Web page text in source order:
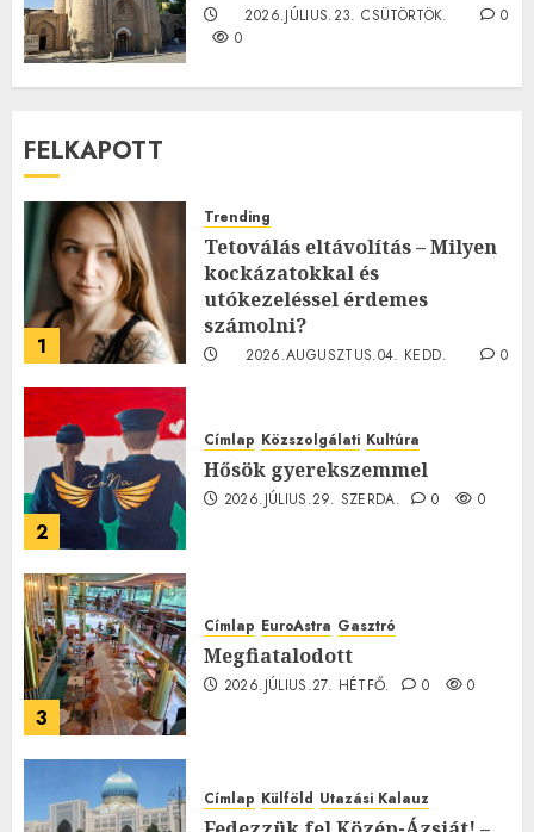
2026.JÚLIUS.23. CSÜTÖRTÖK.
0
0
FELKAPOTT
1
Trending
Tetoválás eltávolítás – Milyen
kockázatokkal és
utókezeléssel érdemes
számolni?
2026.AUGUSZTUS.04. KEDD.
0
2
Címlap Közszolgálati Kultúra
Hősök gyerekszemmel
2026.JÚLIUS.29. SZERDA. 0 0
3
Címlap EuroAstra Gasztró
Megfiatalodott
2026.JÚLIUS.27. HÉTFŐ. 0 0
Címlap Külföld Utazási Kalauz